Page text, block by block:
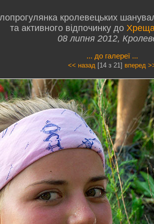
кролевецьких
та активного відпочинку до
08 липня 2012,
... до галереї ...
<< назад [14 з 21] вперед